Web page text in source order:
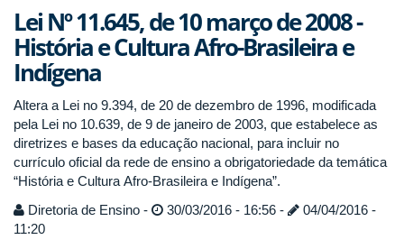
Lei Nº 11.645, de 10 março de 2008 -
História e Cultura Afro-Brasileira e
Indígena
Altera a Lei no 9.394, de 20 de dezembro de 1996, modificada
pela Lei no 10.639, de 9 de janeiro de 2003, que estabelece as
diretrizes e bases da educação nacional, para incluir no
currículo oficial da rede de ensino a obrigatoriedade da temática
“História e Cultura Afro-Brasileira e Indígena”.
Diretoria de Ensino -
30/03/2016 - 16:56 -
04/04/2016 -
11:20